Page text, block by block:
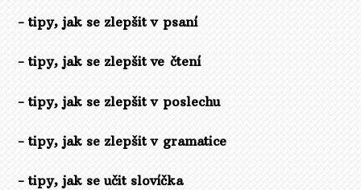
- tipy, jak se zlepšit v psaní
- tipy, jak se zlepšit ve čtení
- tipy, jak se zlepšit v poslechu
- tipy, jak se zlepšit v gramatice
- tipy, jak se učit slovíčka